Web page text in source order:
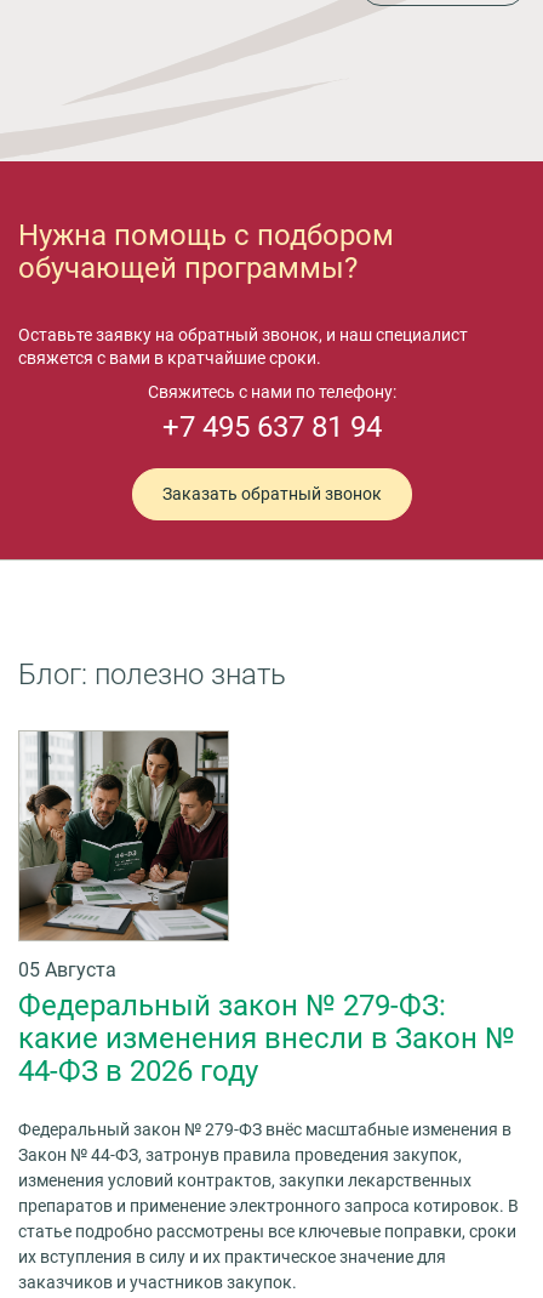
Нужна помощь с подбором
обучающей программы?
Оставьте заявку на обратный звонок, и наш специалист
свяжется с вами в кратчайшие сроки.
Свяжитесь с нами по телефону:
+7 495 637 81 94
Заказать обратный звонок
Блог: полезно знать
05 Августа
Федеральный закон № 279-ФЗ:
какие изменения внесли в Закон №
44-ФЗ в 2026 году
Федеральный закон № 279-ФЗ внёс масштабные изменения в
Закон № 44-ФЗ, затронув правила проведения закупок,
изменения условий контрактов, закупки лекарственных
препаратов и применение электронного запроса котировок. В
статье подробно рассмотрены все ключевые поправки, сроки
их вступления в силу и их практическое значение для
заказчиков и участников закупок.